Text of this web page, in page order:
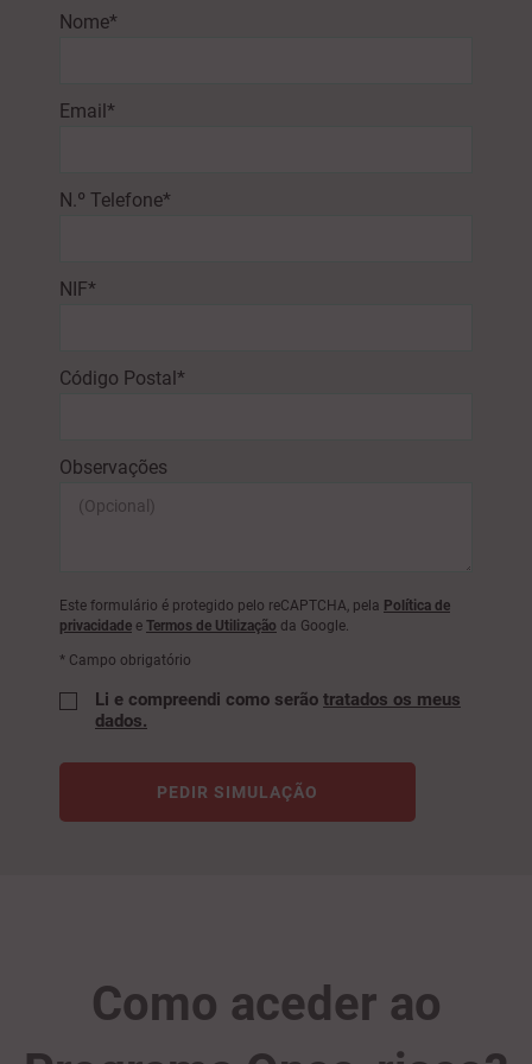
Nome*
Email*
N.º Telefone*
NIF*
Código Postal*
Observações
Este formulário é protegido pelo reCAPTCHA, pela Política de
privacidade e Termos de Utilização da Google.
* Campo obrigatório
Li e compreendi como serão tratados os meus
dados.
PEDIR SIMULAÇÃO
Como aceder ao